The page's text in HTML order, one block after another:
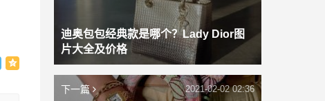
迪奥包包经典款是哪个？Lady Dior图
片大全及价格
下一篇 2021-02-02 02:36